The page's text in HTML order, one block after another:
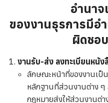
งานช่วยเหลือผู้ปฏิบัติง
อำนา
ของงานธุรการมีอ
ผิดชอ
งานรับ-ส่ง ลงทะเบียนหนั
ลักษณะหน้าที่ของงานเป็
หลักฐานที่ส่วนงานต่าง ๆ
กฎหมายส่งให้ส่วนงานต่